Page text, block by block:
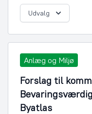
Udvalg
Anlæg og Miljø
Forslag til
Byatlas